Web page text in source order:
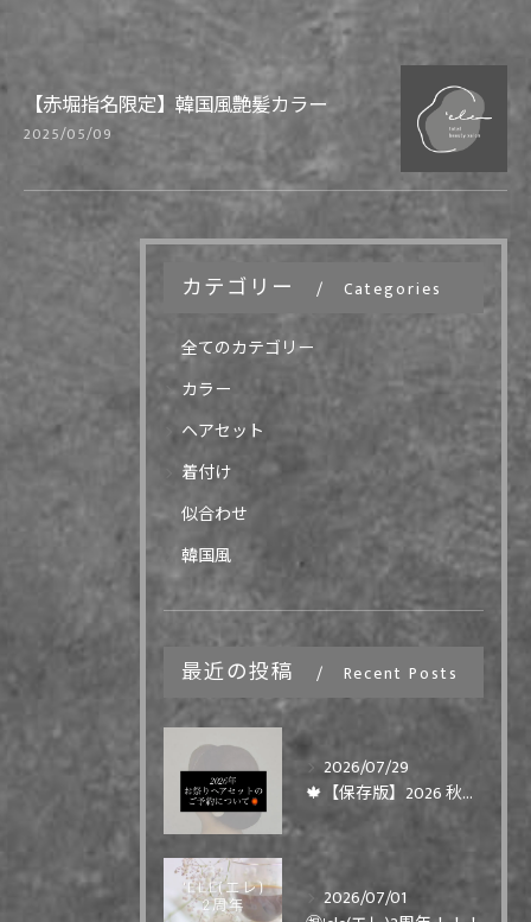
【赤堀指名限定】韓国風艶髪カラー
2025/05/09
カテゴリー Categories
全てのカテゴリー
カラー
ヘアセット
着付け
似合わせ
韓国風
最近の投稿 Recent Posts
2026/07/29
🍁【保存版】2026 秋まつりヘアセット ご予約について🍁
2026/07/01